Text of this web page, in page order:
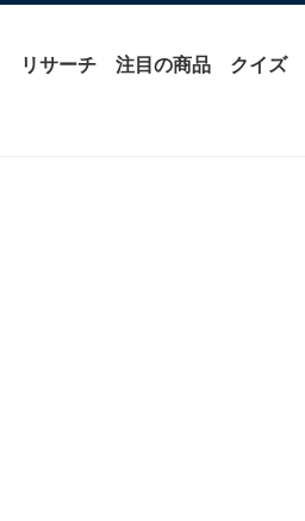
リサーチ 注目の商品 クイズ